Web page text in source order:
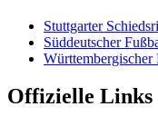
Stuttgarter
Süddeutscher
Württembergischer
Offizielle Links